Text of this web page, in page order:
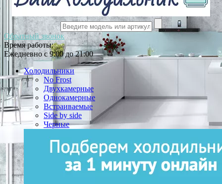
Обратный звонок
Время работы:
Ежедневно с 9:00 до 21:00
Холодильники
No Frost
Двухкамерные
Однокамерные
Встраиваемые
Side by side
Черные